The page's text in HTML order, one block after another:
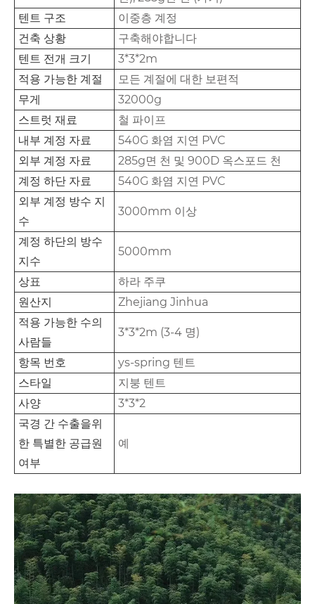
텐트 구조
이중층 계정
건축 상황
구축해야합니다
텐트 전개 크기
3*3*2m
적용 가능한 계절
모든 계절에 대한 보편적
무게
32000g
스트럿 재료
철 파이프
내부 계정 자료
540G 화염 지연 PVC
외부 계정 자료
285g면 천 및 900D 옥스포드 천
계정 하단 자료
540G 화염 지연 PVC
외부 계정 방수 지
수
3000mm 이상
계정 하단의 방수
지수
5000mm
상표
하라 주쿠
원산지
Zhejiang Jinhua
적용 가능한 수의
사람들
3*3*2m (3-4 명)
항목 번호
ys-spring 텐트
스타일
지붕 텐트
사양
3*3*2
국경 간 수출을위
한 특별한 공급원
여부
예